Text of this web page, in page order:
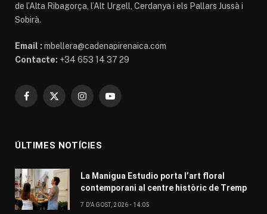
de l’Alta Ribagorça, l’Alt Urgell, Cerdanya i els Pallars Jussà i
Sobirà.
Email : mbellera@cadenapirenaica.com
Contacte: +34 653 14 37 29
Facebook
X
InstagramYouTube
ÚLTIMES NOTÍCIES
La Manigua Estudio porta l’art floral
contemporani al centre històric de Tremp
7 D'AGOST, 2026 - 14:05